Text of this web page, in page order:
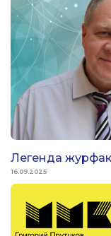
Легенда
16.09.2025